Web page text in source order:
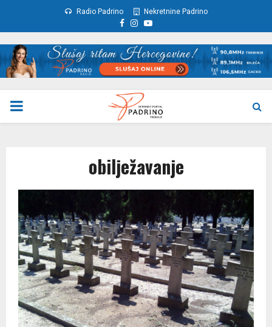
Radio Padrino Nekretnine Padrino
Facebook
Instagram
Youtube
PRIMARY
obilježavanje